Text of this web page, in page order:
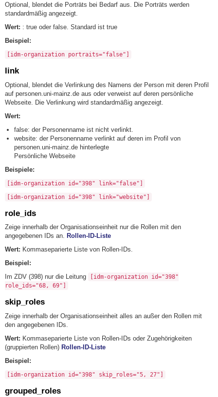
Optional, blendet die Porträts bei Bedarf aus. Die Porträts werden
standardmäßig angezeigt.
Wert: : true oder false. Standard ist true
Beispiel:
[idm-organization portraits="false"]
link
Optional, blendet die Verlinkung des Namens der Person mit deren Profil
auf personen.uni-mainz.de aus oder verweist auf deren persönliche
Webseite. Die Verlinkung wird standardmäßig angezeigt.
Wert:
false: der Personenname ist nicht verlinkt.
website: der Personenname verlinkt auf deren im Profil von
personen.uni-mainz.de hinterlegte
Persönliche Webseite
Beispiele:
[idm-organization id="398" link="false"]
[idm-organization id="398" link="website"]
role_ids
Zeige innerhalb der Organisationseinheit nur die Rollen mit den
angegebenen IDs an. Rollen-ID-Liste
Wert: Kommaseparierte Liste von Rollen-IDs.
Beispiel:
Im ZDV (398) nur die Leitung
[idm-organization id="398"
role_ids="68, 69"]
skip_roles
Zeige innerhalb der Organisationseinheit alles an außer den Rollen mit
den angegebenen IDs.
Wert: Kommaseparierte Liste von Rollen-IDs oder Zugehörigkeiten
(gruppierten Rollen) Rollen-ID-Liste
Beispiel:
[idm-organization id="398" skip_roles="5, 27"]
grouped_roles